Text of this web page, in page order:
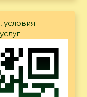
условия